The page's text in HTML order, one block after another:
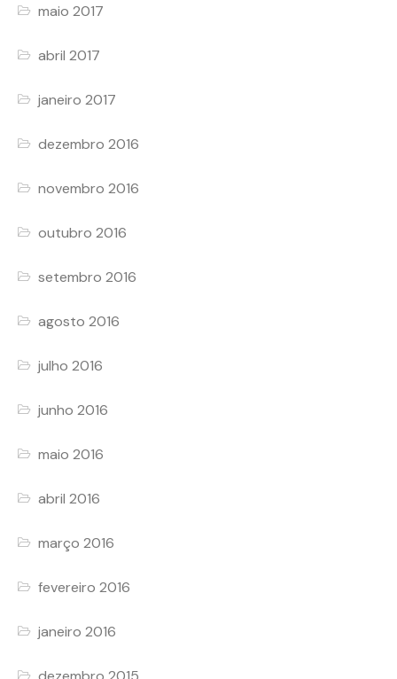
maio 2017
abril 2017
janeiro 2017
dezembro 2016
novembro 2016
outubro 2016
setembro 2016
agosto 2016
julho 2016
junho 2016
maio 2016
abril 2016
março 2016
fevereiro 2016
janeiro 2016